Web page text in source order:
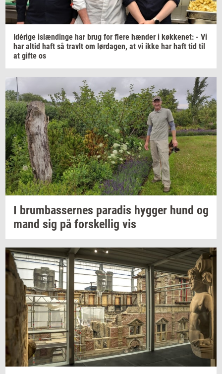
Idérige islæn­din­ge har brug for flere hæn­der i køk­ke­net: - Vi
har altid haft så travlt om lør­da­gen, at vi ikke har haft tid til
at gifte os
I brum­bas­ser­nes pa­ra­dis hyg­ger hund og
mand sig på for­skel­lig vis